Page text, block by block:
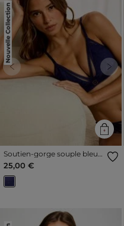
Nouvelle Collection
Previous Next
Soutien-gorge souple bleu
marine femme
25,00 €